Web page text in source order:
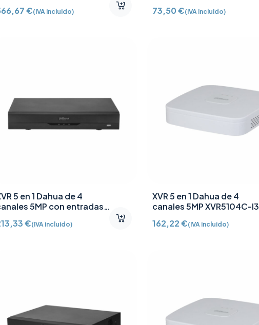
€(IVA incluido)
73,50€(IVA incluido)
5 en 1 Dahua de 4
5MP con entradas
€(IVA incluido)
XVR 5 en 1 Dahua de 4
canales 5MP XVR5104C-I3
162,22€(IVA incluido)